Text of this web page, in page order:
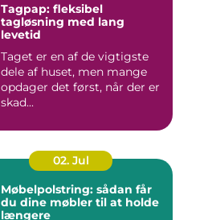
Tagpap: fleksibel
tagløsning med lang
levetid
Taget er en af de vigtigste
dele af huset, men mange
opdager det først, når der er
skad...
02. Jul
Møbelpolstring: sådan får
du dine møbler til at holde
længere